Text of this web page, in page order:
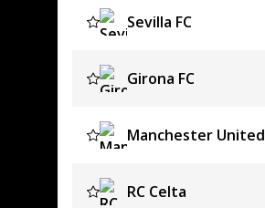
Sevilla FC
Girona FC
Manchester United
RC Celta